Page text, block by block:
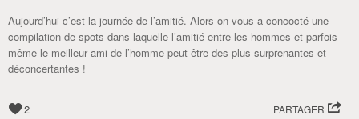
Aujourd’hui c’est la journée de l’amitié. Alors on vous a concocté une
compilation de spots dans laquelle l’amitié entre les hommes et parfois
même le meilleur ami de l’homme peut être des plus surprenantes et
déconcertantes !
2 PARTAGER